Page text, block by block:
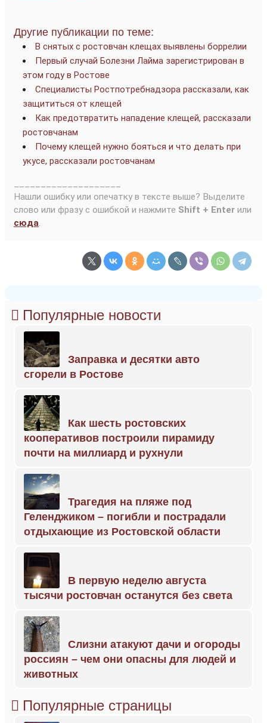
Другие публикации по теме:
В снятых с ростовчан клещах выявлены боррелии
Первый случай Болезни Лайма зарегистрирован в
этом году в Ростове
Специалисты Ростпотребнадзора рассказали, как
защититься от клещей
Как предотвратить нападение клещей, рассказали
ростовчанам
Почему клещей нужно бояться и что делать при
укусе, рассказали ростовчанам
Нашли ошибку или опечатку в тексте выше? Выделите
слово или фразу с ошибкой и нажмите Shift + Enter или
сюда.
Популярные новости
Заправка и десятки авто
сгорели в Ростове
Как шесть ростовских
кооперативов построили пирамиду
почти на миллиард и рухнули
Трагедия на пляже под
Геленджиком – погибли и пострадали
отдыхающие из Ростовской области
В первую неделю августа
тысячи ростовчан останутся без света
Слизни атакуют дачи и огороды
россиян – чем они опасны для людей и
животных
Популярные страницы